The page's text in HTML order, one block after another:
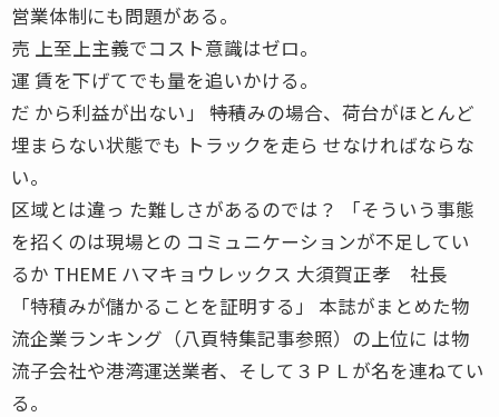
営業体制にも問題がある。
売 上至上主義でコスト意識はゼロ。
運 賃を下げてでも量を追いかける。
だ から利益が出ない」 ――特積みの場合、荷台がほとんど
埋まらない状態でも トラックを走ら せなければならな
い。
区域とは違っ た難しさがあるのでは？ 「そういう事態
を招くのは現場との コミュニケーションが不足してい
るか THEME ハマキョウレックス 大須賀正孝 社長
「特積みが儲かることを証明する」 本誌がまとめた物
流企業ランキング（八頁特集記事参照）の上位に は物
流子会社や港湾運送業者、そして３ＰＬが名を連ねてい
る。